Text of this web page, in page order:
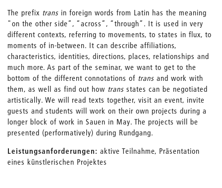
The prefix trans in foreign words from Latin has the meaning
"on the other side”, “across”, “through”. It is used in very
different contexts, referring to movements, to states in flux, to
moments of in-between. It can describe affiliations,
characteristics, identities, directions, places, relationships and
much more. As part of the seminar, we want to get to the
bottom of the different connotations of trans and work with
them, as well as find out how trans states can be negotiated
artistically. We will read texts together, visit an event, invite
guests and students will work on their own projects during a
longer block of work in Sauen in May. The projects will be
presented (performatively) during Rundgang.
Leistungsanforderungen: aktive Teilnahme, Präsentation
eines künstlerischen Projektes